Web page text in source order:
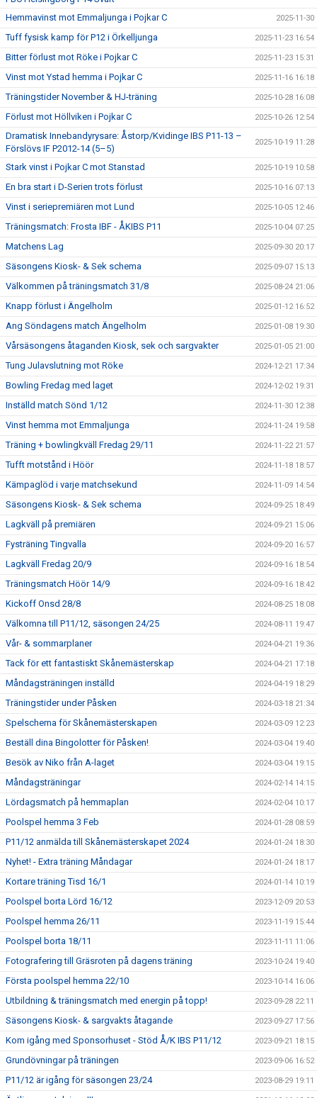
Hemmavinst mot Emmaljunga i Pojkar C 2025-11-30
Tuff fysisk kamp för P12 i Örkelljunga 2025-11-23 16:54
Bitter förlust mot Röke i Pojkar C 2025-11-23 15:31
Vinst mot Ystad hemma i Pojkar C 2025-11-16 16:18
Träningstider November & HJ-träning 2025-10-28 16:08
Förlust mot Höllviken i Pojkar C 2025-10-26 12:54
Dramatisk Innebandyrysare: Åstorp/Kvidinge IBS P11-13 –
Förslövs IF P2012-14 (5–5)
2025-10-19 11:28
Stark vinst i Pojkar C mot Stanstad 2025-10-19 10:58
En bra start i D-Serien trots förlust 2025-10-16 07:13
Vinst i seriepremiären mot Lund 2025-10-05 12:46
Träningsmatch: Frosta IBF - ÅKIBS P11 2025-10-04 07:25
Matchens Lag 2025-09-30 20:17
Säsongens Kiosk- & Sek schema 2025-09-07 15:13
Välkommen på träningsmatch 31/8 2025-08-24 21:06
Knapp förlust i Ängelholm 2025-01-12 16:52
Ang Söndagens match Ängelholm 2025-01-08 19:30
Vårsäsongens åtaganden Kiosk, sek och sargvakter 2025-01-05 21:00
Tung Julavslutning mot Röke 2024-12-21 17:34
Bowling Fredag med laget 2024-12-02 19:31
Inställd match Sönd 1/12 2024-11-30 12:38
Vinst hemma mot Emmaljunga 2024-11-24 19:58
Träning + bowlingkväll Fredag 29/11 2024-11-22 21:57
Tufft motstånd i Höör 2024-11-18 18:57
Kämpaglöd i varje matchsekund 2024-11-09 14:54
Säsongens Kiosk- & Sek schema 2024-09-25 18:49
Lagkväll på premiären 2024-09-21 15:06
Fysträning Tingvalla 2024-09-20 16:57
Lagkväll Fredag 20/9 2024-09-16 18:54
Träningsmatch Höör 14/9 2024-09-16 18:42
Kickoff Onsd 28/8 2024-08-25 18:08
Välkomna till P11/12, säsongen 24/25 2024-08-11 19:47
Vår- & sommarplaner 2024-04-21 19:36
Tack för ett fantastiskt Skånemästerskap 2024-04-21 17:18
Måndagsträningen inställd 2024-04-19 18:29
Träningstider under Påsken 2024-03-18 21:34
Spelschema för Skånemästerskapen 2024-03-09 12:23
Beställ dina Bingolotter för Påsken! 2024-03-04 19:40
Besök av Niko från A-laget 2024-03-04 19:15
Måndagsträningar 2024-02-14 14:15
Lördagsmatch på hemmaplan 2024-02-04 10:17
Poolspel hemma 3 Feb 2024-01-28 08:59
P11/12 anmälda till Skånemästerskapet 2024 2024-01-24 18:30
Nyhet! - Extra träning Måndagar 2024-01-24 18:17
Kortare träning Tisd 16/1 2024-01-14 10:19
Poolspel borta Lörd 16/12 2023-12-09 20:53
Poolspel hemma 26/11 2023-11-19 15:44
Poolspel borta 18/11 2023-11-11 11:06
Fotografering till Gräsroten på dagens träning 2023-10-24 19:40
Första poolspel hemma 22/10 2023-10-14 16:06
Utbildning & träningsmatch med energin på topp! 2023-09-28 22:11
Säsongens Kiosk- & sargvakts åtagande 2023-09-27 17:56
Kom igång med Sponsorhuset - Stöd Å/K IBS P11/12 2023-09-21 18:15
Grundövningar på träningen 2023-09-06 16:52
P11/12 är igång för säsongen 23/24 2023-08-29 19:11